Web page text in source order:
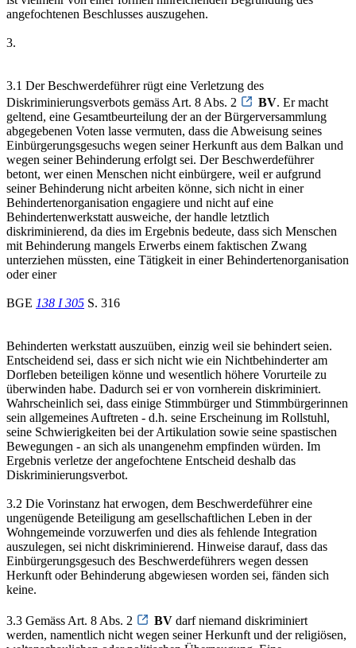
angefochtenen Beschlusses auszugehen.
3.
3.1 Der Beschwerdeführer rügt eine Verletzung des
Diskriminierungsverbots gemäss Art. 8 Abs. 2
BV. Er macht
geltend, eine Gesamtbeurteilung der an der Bürgerversammlung
abgegebenen Voten lasse vermuten, dass die Abweisung seines
Einbürgerungsgesuchs wegen seiner Herkunft aus dem Balkan und
wegen seiner Behinderung erfolgt sei. Der Beschwerdeführer
betont, wer einen Menschen nicht einbürgere, weil er aufgrund
seiner Behinderung nicht arbeiten könne, sich nicht in einer
Behindertenorganisation engagiere und nicht auf eine
Behindertenwerkstatt ausweiche, der handle letztlich
diskriminierend, da dies im Ergebnis bedeute, dass sich Menschen
mit Behinderung mangels Erwerbs einem faktischen Zwang
unterziehen müssten, eine Tätigkeit in einer Behindertenorganisation
oder einer
BGE 138 I 305 S. 316
Behinderten werkstatt auszuüben, einzig weil sie behindert seien.
Entscheidend sei, dass er sich nicht wie ein Nichtbehinderter am
Dorfleben beteiligen könne und wesentlich höhere Vorurteile zu
überwinden habe. Dadurch sei er von vornherein diskriminiert.
Wahrscheinlich sei, dass einige Stimmbürger und Stimmbürgerinnen
sein allgemeines Auftreten - d.h. seine Erscheinung im Rollstuhl,
seine Schwierigkeiten bei der Artikulation sowie seine spastischen
Bewegungen - an sich als unangenehm empfinden würden. Im
Ergebnis verletze der angefochtene Entscheid deshalb das
Diskriminierungsverbot.
3.2 Die Vorinstanz hat erwogen, dem Beschwerdeführer eine
ungenügende Beteiligung am gesellschaftlichen Leben in der
Wohngemeinde vorzuwerfen und dies als fehlende Integration
auszulegen, sei nicht diskriminierend. Hinweise darauf, dass das
Einbürgerungsgesuch des Beschwerdeführers wegen dessen
Herkunft oder Behinderung abgewiesen worden sei, fänden sich
keine.
3.3 Gemäss Art. 8 Abs. 2 BV darf niemand diskriminiert
werden, namentlich nicht wegen seiner Herkunft und der religiösen,